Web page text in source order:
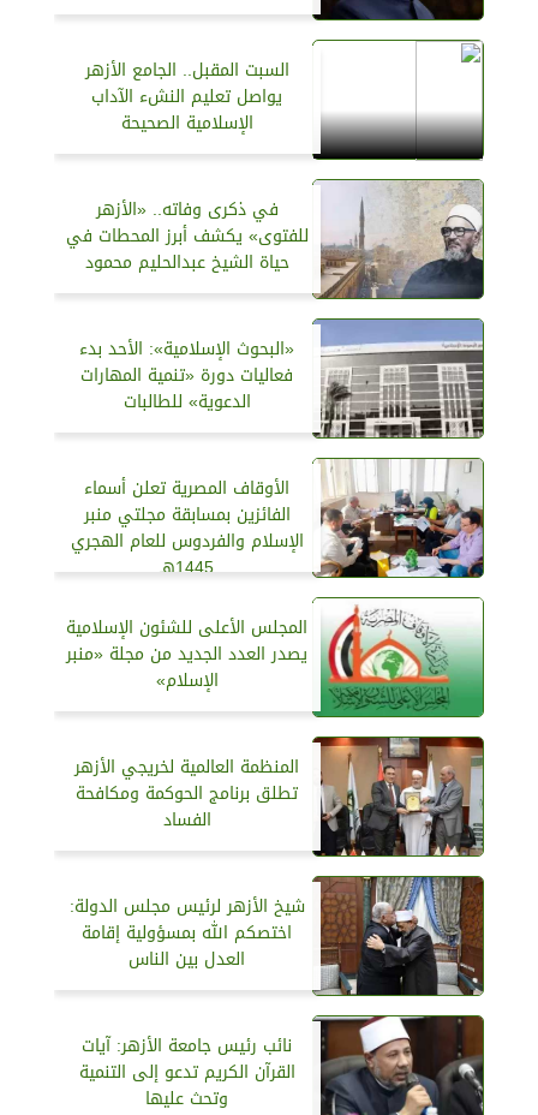
السبت المقبل.. الجامع الأزهر
يواصل تعليم النشء الآداب
الإسلامية الصحيحة
في ذكرى وفاته.. «الأزهر
للفتوى» يكشف أبرز المحطات في
حياة الشيخ عبدالحليم محمود
«البحوث الإسلامية»: الأحد بدء
فعاليات دورة «تنمية المهارات
الدعوية» للطالبات
الأوقاف المصرية تعلن أسماء
الفائزين بمسابقة مجلتي منبر
الإسلام والفردوس للعام الهجري
1445هـ
المجلس الأعلى للشئون الإسلامية
يصدر العدد الجديد من مجلة «منبر
الإسلام»
المنظمة العالمية لخريجي الأزهر
تطلق برنامج الحوكمة ومكافحة
الفساد
شيخ الأزهر لرئيس مجلس الدولة:
اختصكم الله بمسؤولية إقامة
العدل بين الناس
نائب رئيس جامعة الأزهر: آيات
القرآن الكريم تدعو إلى التنمية
وتحث عليها